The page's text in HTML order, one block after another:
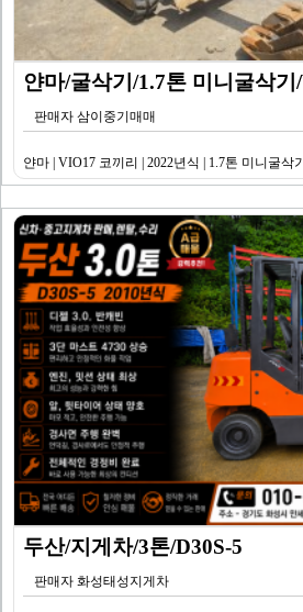
판매자 삼이중기매매
얀마 | VIO17 코끼리 | 2022년식 | 1.7톤 미니굴삭기
두산/지게차/3톤/D30S-5
판매자 화성태성지게차